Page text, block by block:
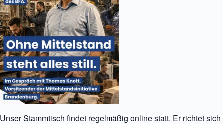
Unser Stammtisch findet regelmäßig online statt. Er richtet sich